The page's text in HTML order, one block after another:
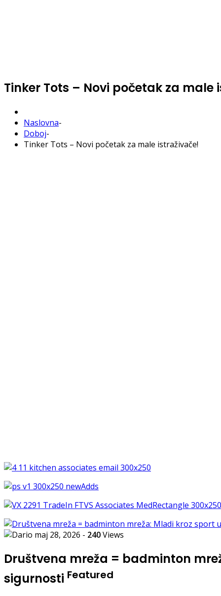
Tinker Tots – Novi početak za male
Naslovna-
Doboj-
Tinker Tots – Novi početak za male istraživače!
maj 28, 2026 - 240Views
Društvena mreža = badminton
sigurnosti Featured